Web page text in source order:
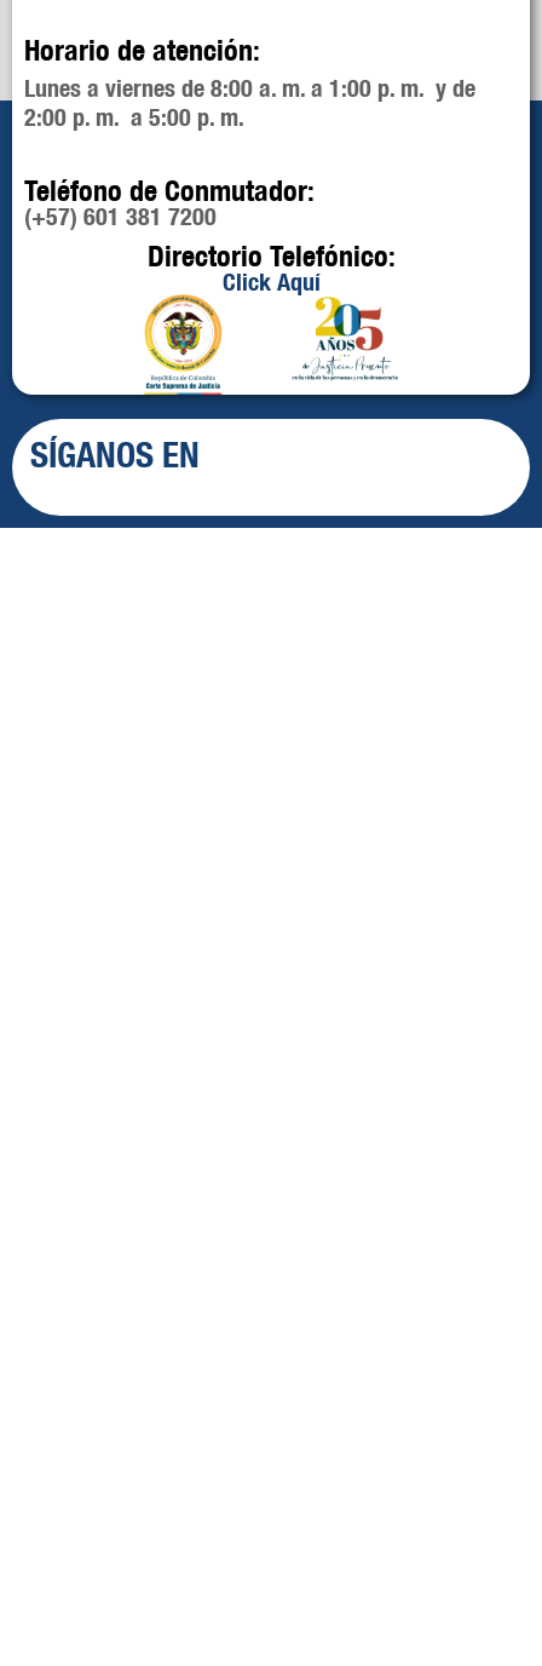
Horario de atención:
Lunes a viernes de 8:00 a. m. a 1:00 p. m. y de
2:00 p. m. a 5:00 p. m.
Teléfono de Conmutador:
(+57) 601 381 7200
Directorio Telefónico:
Click Aquí
SÍGANOS EN